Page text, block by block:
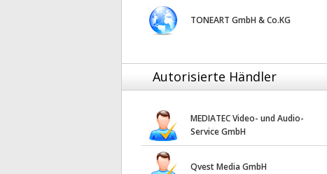
TONEART GmbH & Co.KG
Autorisierte Händler
MEDIATEC Video- und Audio-
Service GmbH
Qvest Media GmbH